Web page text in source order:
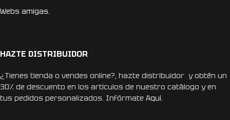
Webs amigas.
HAZTE DISTRIBUIDOR
¿Tienes tienda o vendes online?, hazte distribuidor y obtén un
30% de descuento en los artículos de nuestro catálogo y en
tus pedidos personalizados. Infórmate Aquí.